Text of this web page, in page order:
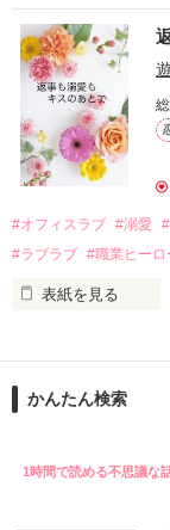
『責任をとる、結
戸惑う美桜とは裏
甘やかしてくる。
そんなある日、
遭っていることを
美桜を守るため
夏木美桜(なつき
鳴海哲平 (なるみ
2026.6.5～
＊以前、公開して
おかしな噂を流
桜は、海外で傷心
い、酒の勢いもあ
帰国後、美桜は
なんと彼の正体
れて起業した新進
――御影恭司その
なぜか恭司から
#オフィスラブ #溺愛
#ラブラブ #職業ヒーロ
表紙を見る
ションの企画戦略
めた、同期で恋人
守と由羅から『便
かんたん検索
1時間で読める不思議な